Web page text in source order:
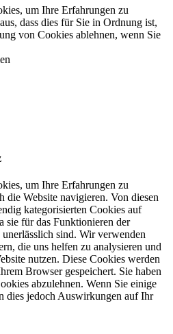
um Ihre Erfahrungen zu
dass dies für Sie in Ordnung ist,
von Cookies ablehnen, wenn Sie
um Ihre Erfahrungen zu
die Website navigieren. Von diesen
kategorisierten Cookies auf
sie für das Funktionieren der
sind. Wir verwenden
die uns helfen zu analysieren und
nutzen. Diese Cookies werden
Browser gespeichert. Sie haben
abzulehnen. Wenn Sie einige
dies jedoch Auswirkungen auf Ihr